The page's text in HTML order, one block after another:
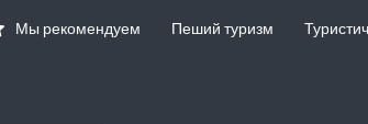
Мы рекомендуем Пеший туризм